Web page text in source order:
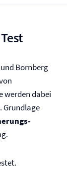
Bornberg
werden dabei
Grundlage